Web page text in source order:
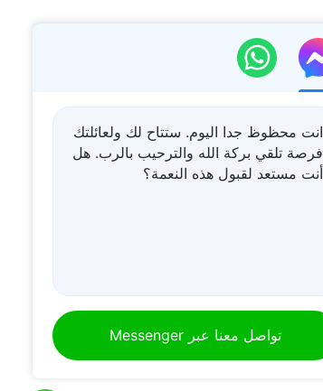
انت محظوظ جدا اليوم. ستتاح لك ولعائلتك
فرصة تلقي بركة الله والترحيب بالرب. هل
أنت مستعد لقبول هذه النعمة؟
تواصل معنا عبر Messenger